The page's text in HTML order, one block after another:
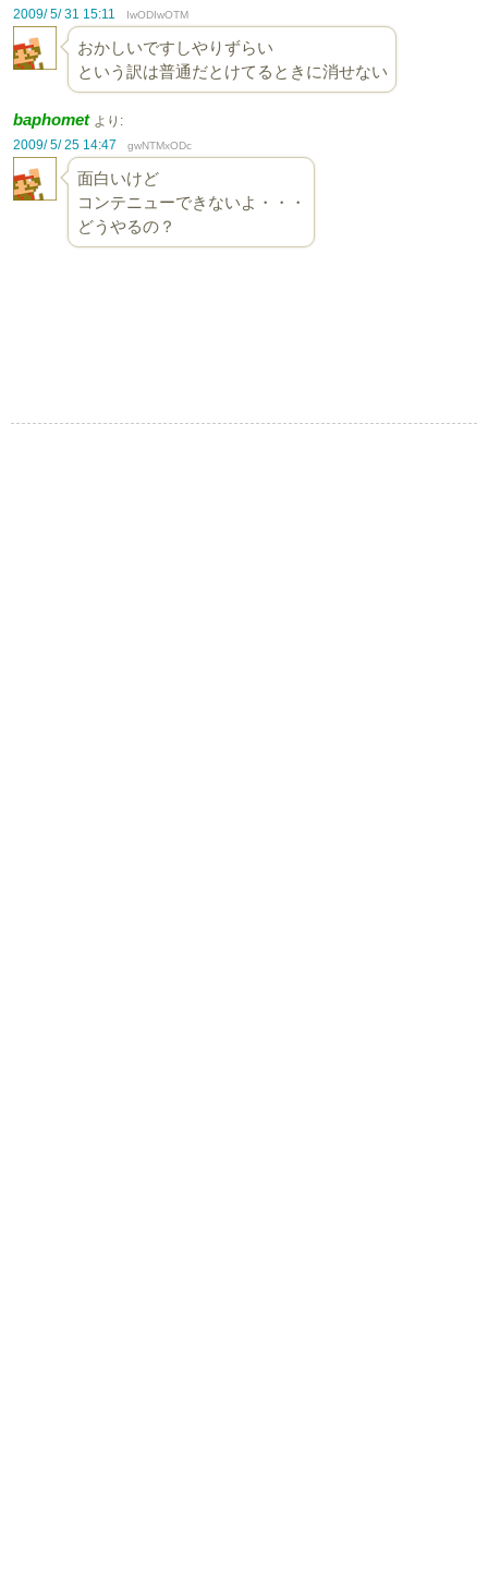
2009/ 5/ 31 15:11
IwODIwOTM
おかしいですしやりずらい
という訳は普通だとけてるときに消せない
baphomet より:
2009/ 5/ 25 14:47
gwNTMxODc
面白いけど
コンテニューできないよ・・・
どうやるの？